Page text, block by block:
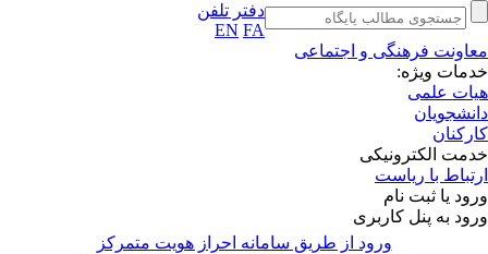
دفتر تلفن
EN FA
فرهنگی و اجتماعی
ویژه:
علمی
الکترونیکی
با ریاست
یا ثبت نام
به پنل کاربری
ورود از طريق سامانه احراز هويت متمركز